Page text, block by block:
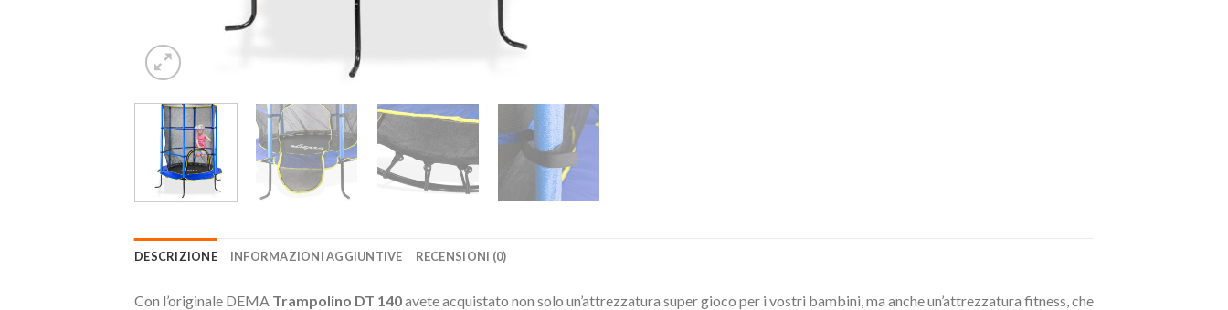
DESCRIZIONE INFORMAZIONI AGGIUNTIVE RECENSIONI (0)
Con l’originale DEMA Trampolino DT 140avete acquistato non solo un’attrezzatura super gioco per i vostri bambini, ma anche un’attrezzatura fitness, che